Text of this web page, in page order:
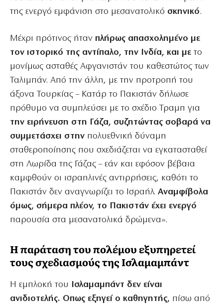
της ενεργό εμφάνιση στο μεσανατολικό σκηνικό.
Μέχρι πρότινος ήταν πλήρως απασχολημένο με
τον ιστορικό της αντίπαλο, την Ινδία, και με το
μονίμως ασταθές Αφγανιστάν του καθεστώτος των
Ταλιμπάν. Από την άλλη, με την προτροπή του
άξονα Τουρκίας – Κατάρ το Πακιστάν δήλωσε
πρόθυμο να συμπλεύσει με το σχέδιο Τραμπ για
την ειρήνευση στη Γάζα, συζητώντας σοβαρά να
συμμετάσχει στην πολυεθνική δύναμη
σταθεροποίησης που σχεδιάζεται να εγκατασταθεί
στη Λωρίδα της Γάζας – εάν και εφόσον βέβαια
καμφθούν οι ισραηλινές αντιρρήσεις, καθότι το
Πακιστάν δεν αναγνωρίζει το Ισραήλ. Αναμφίβολα
όμως, σήμερα πλέον, το Πακιστάν έχει ενεργό
παρουσία στα μεσανατολικά δρώμενα».
Η παράταση του πολέμου εξυπηρετεί
τους σχεδιασμούς της Ισλαμαμπάντ
Η εμπλοκή του Ισλαμαμπάντ δεν είναι
ανιδιοτελής. Οπως εξηγεί ο καθηγητής, πίσω από